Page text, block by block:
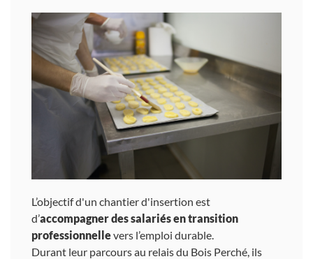
L’objectif d'un chantier d'insertion est
d’accompagner des salariés en transition
professionnellevers l’emploi durable.
Durant leur parcours au relais du Bois Perché, ils